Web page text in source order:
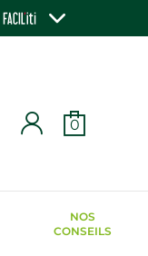
0
NOS
CONSEILS